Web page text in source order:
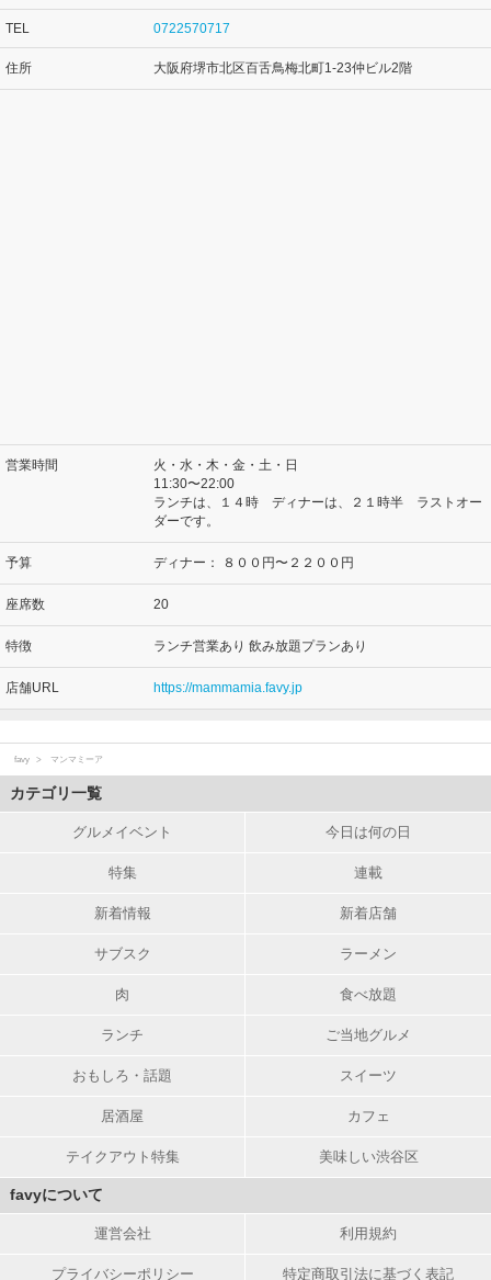
TEL 0722570717
住所 大阪府堺市北区百舌鳥梅北町1-23仲ビル2階
営業時間
火・水・木・金・土・日
11:30〜22:00
ランチは、１４時 ディナーは、２１時半 ラストオー
ダーです。
予算 ディナー： ８００円〜２２００円
座席数 20
特徴 ランチ営業あり 飲み放題プランあり
店舗URL https://mammamia.favy.jp
favy マンマミーア
カテゴリ一覧
グルメイベント 今日は何の日
特集 連載
新着情報 新着店舗
サブスク ラーメン
肉 食べ放題
ランチ ご当地グルメ
おもしろ・話題 スイーツ
居酒屋 カフェ
テイクアウト特集 美味しい渋谷区
favyについて
運営会社 利用規約
プライバシーポリシー 特定商取引法に基づく表記